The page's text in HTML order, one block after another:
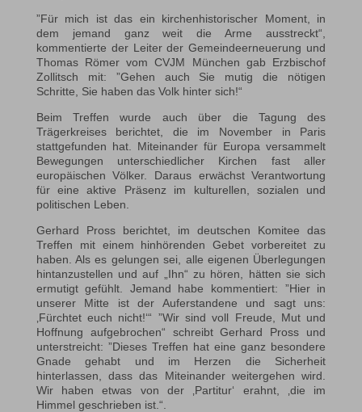
”Für mich ist das ein kirchenhistorischer Moment, in
dem jemand ganz weit die Arme ausstreckt“,
kommentierte der Leiter der Gemeindeerneuerung und
Thomas Römer vom CVJM München gab Erzbischof
Zollitsch mit: ”Gehen auch Sie mutig die nötigen
Schritte, Sie haben das Volk hinter sich!“
Beim Treffen wurde auch über die Tagung des
Trägerkreises berichtet, die im November in Paris
stattgefunden hat. Miteinander für Europa versammelt
Bewegungen unterschiedlicher Kirchen fast aller
europäischen Völker. Daraus erwächst Verantwortung
für eine aktive Präsenz im kulturellen, sozialen und
politischen Leben.
Gerhard Pross berichtet, im deutschen Komitee das
Treffen mit einem hinhörenden Gebet vorbereitet zu
haben. Als es gelungen sei, alle eigenen Überlegungen
hintanzustellen und auf „Ihn“ zu hören, hätten sie sich
ermutigt gefühlt. Jemand habe kommentiert: ”Hier in
unserer Mitte ist der Auferstandene und sagt uns:
‚Fürchtet euch nicht!‘“ ”Wir sind voll Freude, Mut und
Hoffnung aufgebrochen“ schreibt Gerhard Pross und
unterstreicht: ”Dieses Treffen hat eine ganz besondere
Gnade gehabt und im Herzen die Sicherheit
hinterlassen, dass das Miteinander weitergehen wird.
Wir haben etwas von der ‚Partitur‘ erahnt, ‚die im
Himmel geschrieben ist.“.